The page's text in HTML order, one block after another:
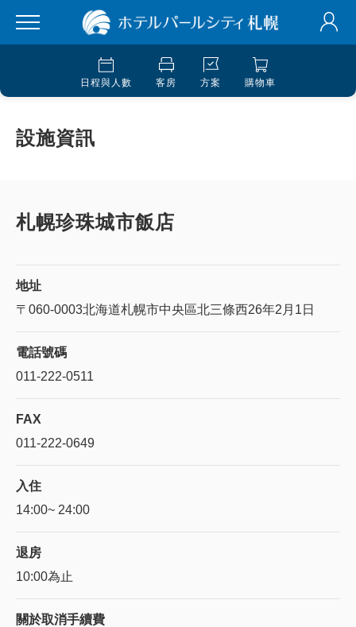
日程與人數 客房 方案 購物車
設施資訊
札幌珍珠城市飯店
地址
〒060-0003北海道札幌市中央區北三條西26年2月1日
電話號碼
011-222-0511
FAX
011-222-0649
入住
14:00~ 24:00
退房
10:00為止
關於取消手續費